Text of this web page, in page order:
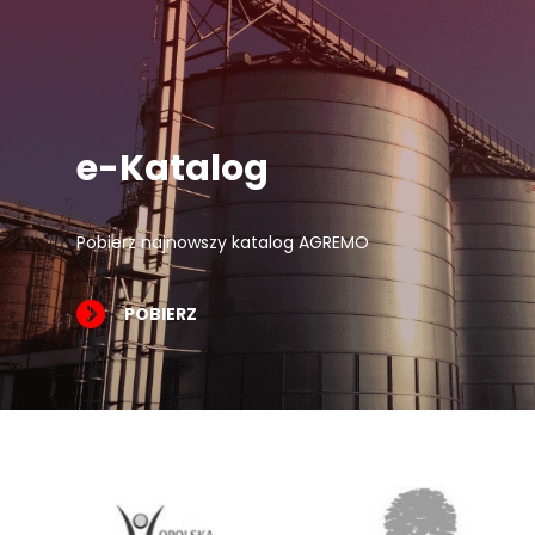
e-Katalog
Pobierz najnowszy katalog AGREMO
POBIERZ